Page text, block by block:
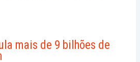
mais de 9 bilhões de